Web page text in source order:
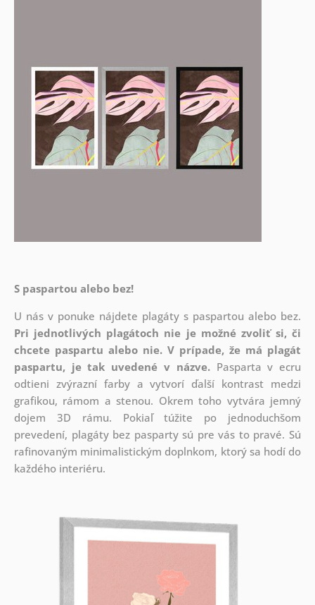
S paspartou alebo bez!
U nás v ponuke nájdete plagáty s paspartou alebo bez.
Pri jednotlivých plagátoch nie je možné zvoliť si, či
chcete paspartu alebo nie. V prípade, že má plagát
paspartu, je tak uvedené v názve.Pasparta v ecru
odtieni zvýrazní farby a vytvorí ďalší kontrast medzi
grafikou, rámom a stenou. Okrem toho vytvára jemný
dojem 3D rámu. Pokiaľ túžite po jednoduchšom
prevedení, plagáty bez pasparty sú pre vás to pravé. Sú
rafinovaným minimalistickým doplnkom, ktorý sa hodí do
každého interiéru.